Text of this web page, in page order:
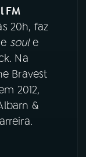
FM
20h, faz
soule
Na
Bravest
2012,
&